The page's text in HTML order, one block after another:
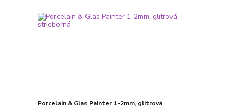
Porcelain & Glas Painter 1-2mm, glitrová